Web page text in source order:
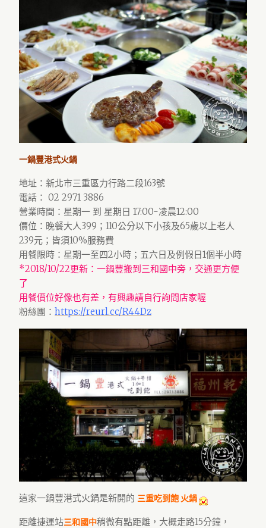
一鍋豐港式火鍋
地址：新北市三重區力行路二段163號
電話： 02 2971 3886
營業時間：星期一 到 星期日 17:00-凌晨12:00
價位：晚餐大人399；110公分以下小孩及65歲以上老人
239元；皆須10%服務費
用餐限時：星期一至四2小時；五六日及例假日1個半小時
*2018/10/22更新：一鍋豐搬到三和國中旁，交通更方便
了
用餐價位好像也有差，有興趣請自行詢問店家喔
粉絲團： https://reurl.cc/R44Dz
這家一鍋豐港式火鍋是新開的 三重吃到飽 火鍋
距離捷運站三和國中稍微有點距離，大概走路15分鐘，